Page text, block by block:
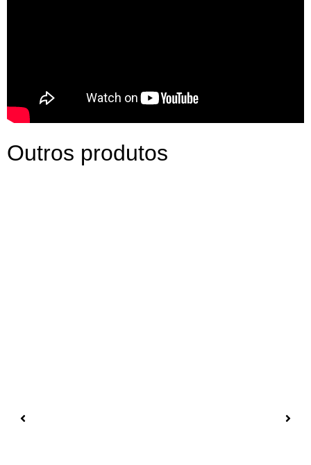
Outros produtos